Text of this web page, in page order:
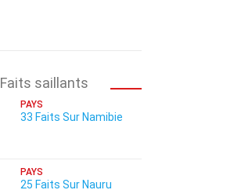
Faits saillants
PAYS
33 Faits Sur Namibie
PAYS
25 Faits Sur Nauru